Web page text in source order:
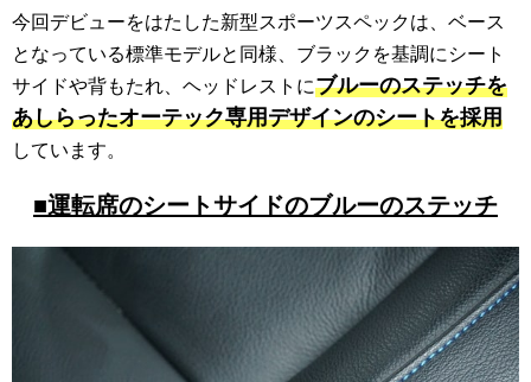
今回デビューをはたした新型スポーツスペックは、ベース
となっている標準モデルと同様、ブラックを基調にシート
サイドや背もたれ、ヘッドレストにブルーのステッチを
あしらったオーテック専用デザインのシートを採用
しています。
■運転席のシートサイドのブルーのステッチ